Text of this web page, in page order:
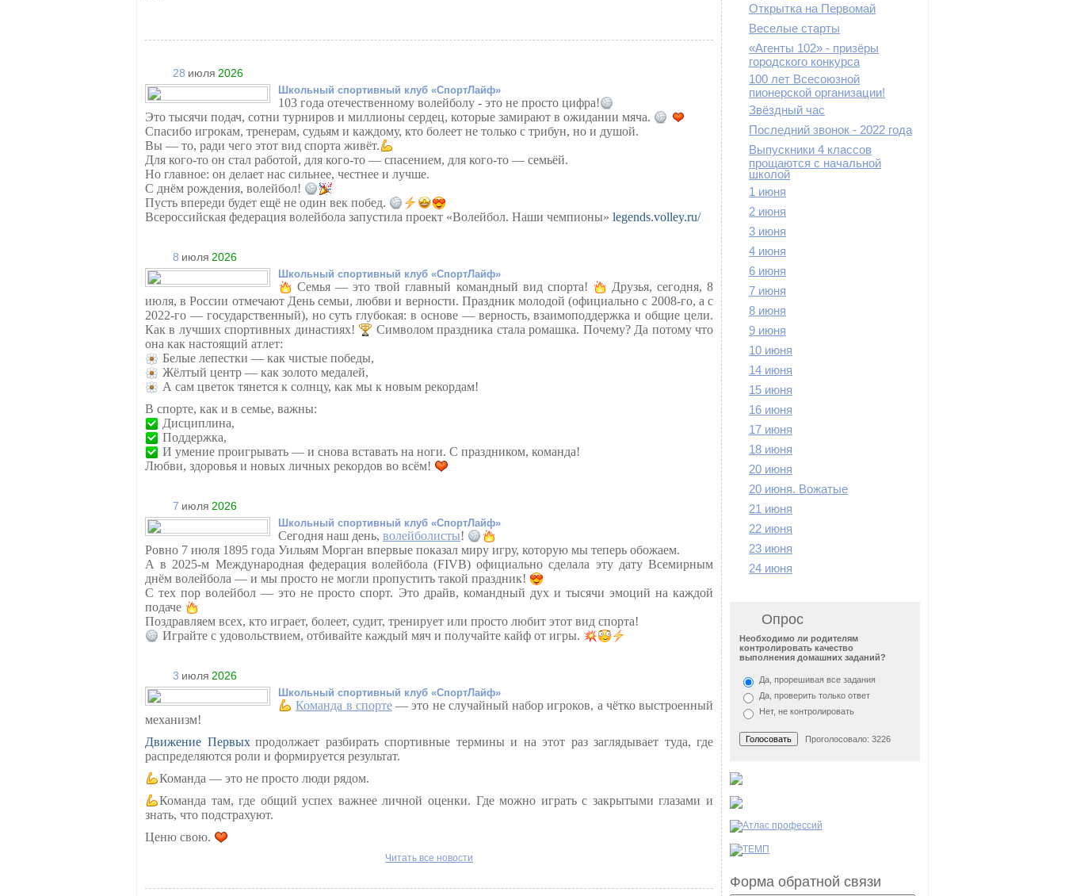
28 июля 2026
Школьный спортивный клуб «СпортЛайф»
103 года отечественному волейболу - это не просто цифра!
Это тысячи подач, сотни турниров и миллионы сердец, которые замирают в ожидании мяча.
Спасибо игрокам, тренерам, судьям и каждому, кто болеет не только с трибун, но и душой.
Вы — то, ради чего этот вид спорта живёт.
Для кого-то он стал работой, для кого-то — спасением, для кого-то — семьёй.
Но главное: он делает нас сильнее, честнее и лучше.
С днём рождения, волейбол!
Пусть впереди будет ещё не один век побед.
Всероссийская федерация волейбола запустила проект «Волейбол. Наши чемпионы» legends.volley.ru/
8 июля 2026
Школьный спортивный клуб «СпортЛайф»
Семья — это твой главный командный вид спорта!
Друзья, сегодня, 8
июля, в России отмечают День семьи, любви и верности. Праздник молодой (официально с 2008-го, а с
2022-го — государственный), но суть глубокая: в основе — верность, взаимоподдержка и общие цели.
Как в лучших спортивных династиях!
Символом праздника стала ромашка. Почему? Да потому что
она как настоящий атлет:
Белые лепестки — как чистые победы,
Жёлтый центр — как золото медалей,
А сам цветок тянется к солнцу, как мы к новым рекордам!
В спорте, как и в семье, важны:
Дисциплина,
Поддержка,
И умение проигрывать — и снова вставать на ноги. С праздником, команда!
Любви, здоровья и новых личных рекордов во всём!
7 июля 2026
Школьный спортивный клуб «СпортЛайф»
Сегодня наш день, волейболисты!
Ровно 7 июля 1895 года Уильям Морган впервые показал миру игру, которую мы теперь обожаем.
А в 2025-м Международная федерация волейбола (FIVB) официально сделала эту дату Всемирным
днём волейбола — и мы просто не могли пропустить такой праздник!
С тех пор волейбол — это не просто спорт. Это драйв, командный дух и тысячи эмоций на каждой
подаче
Поздравляем всех, кто играет, болеет, судит, тренирует или просто любит этот вид спорта!
Играйте с удовольствием, отбивайте каждый мяч и получайте кайф от игры.
3 июля 2026
Школьный спортивный клуб «СпортЛайф»
Команда в спорте— это не случайный набор игроков, а чётко выстроенный
механизм!
Движение Первых продолжает разбирать спортивные термины и на этот раз заглядывает туда, где
распределяются роли и формируется результат.
Команда — это не просто люди рядом.
Команда там, где общий успех важнее личной оценки. Где можно играть с закрытыми глазами и
знать, что подстрахуют.
Ценю свою.
Читать все новости
Открытка на Первомай
Веселые старты
«Агенты 102» - призёры
городского конкурса
100 лет Всесоюзной
пионерской организации!
Звёздный час
Последний звонок - 2022 года
Выпускники 4 классов
прощаются с начальной
школой
1 июня
2 июня
3 июня
4 июня
6 июня
7 июня
8 июня
9 июня
10 июня
14 июня
15 июня
16 июня
17 июня
18 июня
20 июня
20 июня. Вожатые
21 июня
22 июня
23 июня
24 июня
Опрос
Необходимо ли родителям
контролировать качество
выполнения домашних заданий?
Да, прорешивая все задания
Да, проверить только ответ
Нет, не контролировать
Проголосовало: 3226
Форма обратной связи